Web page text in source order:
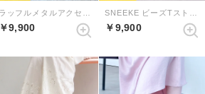
ラッフルメタルアクセントスニーカーサンダル （エクリュ）
￥9,900
SNEEKE ビーズTストラップバックゴムエアリーソールスニーカーサンダル （ブラック）
￥9,900